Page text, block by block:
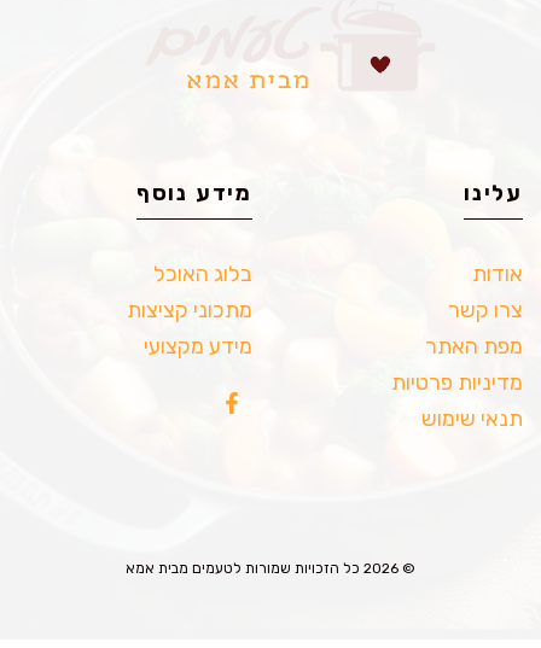
עלינו
אודות
צרו קשר
מפת האתר
מדיניות פרטיות
תנאי שימוש
מידע נוסף
בלוג האוכל
מתכוני קציצות
מידע מקצועי
© 2026 כל הזכויות שמורות לטעמים מבית אמא